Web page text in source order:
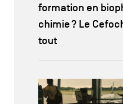
formation en
chimie ? Le
tout